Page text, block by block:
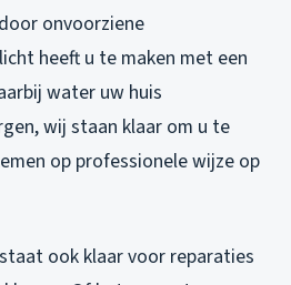
onvoorziene
heeft u te maken met een
water uw huis
wij staan klaar om u te
op professionele wijze op
ook klaar voor reparaties